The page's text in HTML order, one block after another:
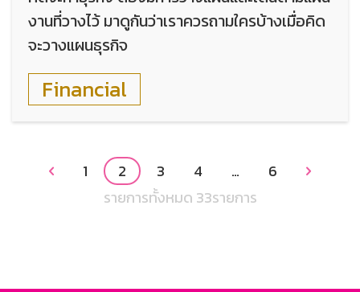
งานที่วางไว้ มาดูกันว่าเราควรถามใครบ้างเมื่อคิด
จะวางแผนธุรกิจ
Financial
 1 2 3 4 … 6 
รายการทั้งหมด 33รายการ